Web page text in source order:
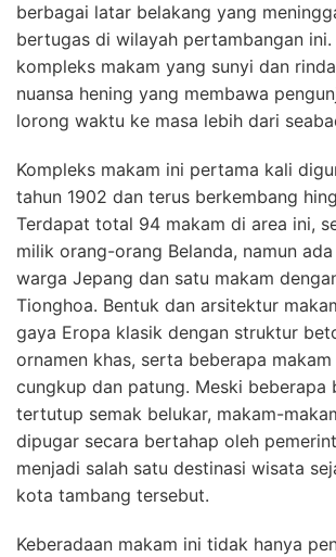
berbagai latar belakang yang
bertugas di wilayah pertambangan ini.
kompleks makam yang sunyi dan
nuansa hening yang membawa
lorong waktu ke masa lebih dari
Kompleks makam ini pertama kali
tahun 1902 dan terus berkembang
Terdapat total 94 makam di area ini,
milik orang-orang Belanda, namun
warga Jepang dan satu makam
Tionghoa. Bentuk dan arsitektur
gaya Eropa klasik dengan struktur
ornamen khas, serta beberapa
cungkup dan patung. Meski beberapa
tertutup semak belukar, makam-
dipugar secara bertahap oleh
menjadi salah satu destinasi wisata
kota tambang tersebut.
Keberadaan makam ini tidak hanya